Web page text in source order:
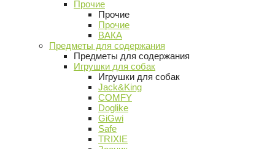
Прочие
Прочие
Прочие
ВАКА
Предметы для содержания
Предметы для содержания
Игрушки для собак
Игрушки для собак
Jack&King
COMFY
Doglike
GiGwi
Safe
TRIXIE